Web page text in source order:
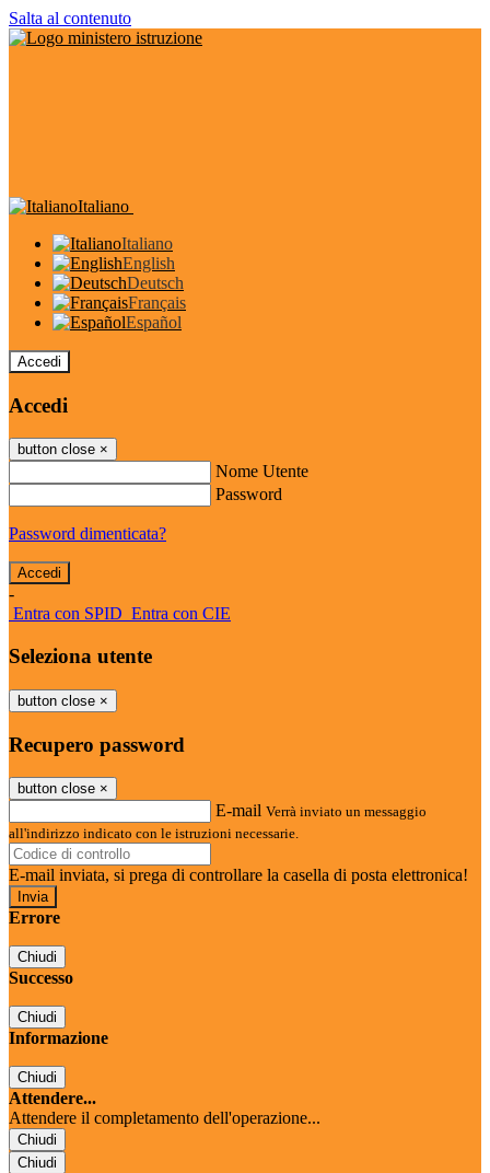
Salta al contenuto
Italiano
Italiano
English
Deutsch
Français
Español
Accedi
Accedi
button close ×
Nome Utente
Password
Password dimenticata?
-
Entra con SPID Entra con CIE
Seleziona utente
button close ×
Recupero password
button close ×
E-mail Verrà inviato un messaggio
all'indirizzo indicato con le istruzioni necessarie.
E-mail inviata, si prega di controllare la casella di posta elettronica!
Errore
Chiudi
Successo
Chiudi
Informazione
Chiudi
Attendere...
Attendere il completamento dell'operazione...
Chiudi
Chiudi